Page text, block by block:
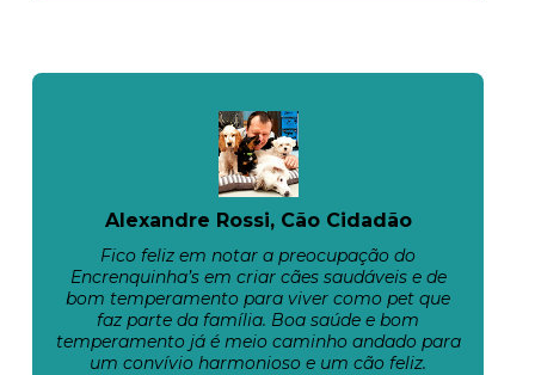
Alexandre Rossi, Cão Cidadão
Fico feliz em notar a preocupação do
Encrenquinha’s em criar cães saudáveis e de
bom temperamento para viver como pet que
faz parte da família. Boa saúde e bom
temperamento já é meio caminho andado para
um convívio harmonioso e um cão feliz.